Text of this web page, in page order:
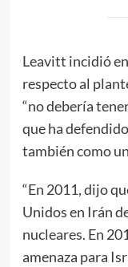
Leavitt incidió
respecto al
“no debería
que ha
también como
“En 2011, dijo
Unidos en Irán
nucleares. En
amenaza para